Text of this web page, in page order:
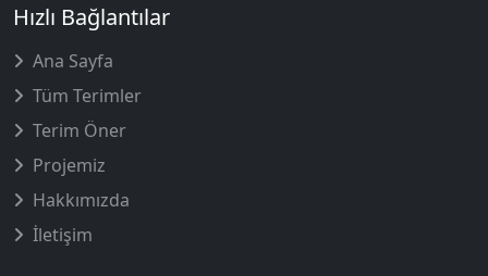
Hızlı Bağlantılar
Ana Sayfa
Tüm Terimler
Terim Öner
Projemiz
Hakkımızda
İletişim